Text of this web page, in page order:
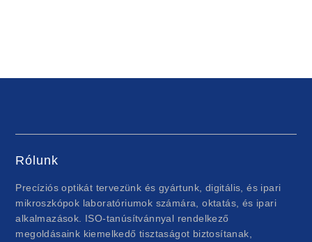
Rólunk
Precíziós optikát tervezünk és gyártunk, digitális, és ipari
mikroszkópok laboratóriumok számára, oktatás, és ipari
alkalmazások. ISO-tanúsítvánnyal rendelkező
megoldásaink kiemelkedő tisztaságot biztosítanak,